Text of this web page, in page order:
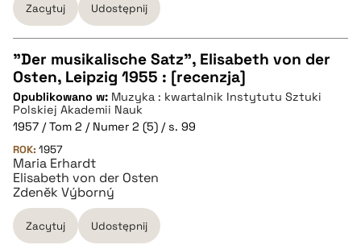
pobierz cytat
Zacytuj Udostępnij
CZYSTY TEKST
pobierz cytat
BIBTEX
pobierz cytat
"Der musikalische Satz", Elisabeth von der
Osten, Leipzig 1955 : [recenzja]
Opublikowano w: Muzyka : kwartalnik Instytutu Sztuki
Polskiej Akademii Nauk
1957 / Tom 2 / Numer 2 (5) / s. 99
ROK: 1957
Maria Erhardt
Elisabeth von der Osten
Zdeněk Výborný
Zacytuj Udostępnij